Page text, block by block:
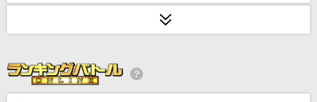
その先はイグザルト
STYX HELIX